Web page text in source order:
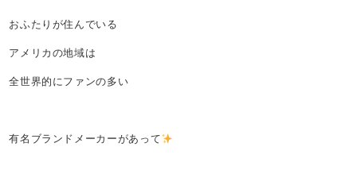
おふたりが住んでいる
アメリカの地域は
全世界的にファンの多い
有名ブランドメーカーがあって